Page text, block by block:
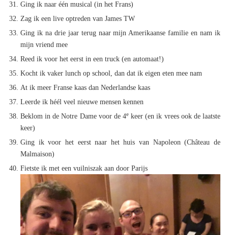
Ging ik naar één musical (in het Frans)
Zag ik een live optreden van James TW
Ging ik na drie jaar terug naar mijn Amerikaanse familie en nam ik
mijn vriend mee
Reed ik voor het eerst in een truck (en automaat!)
Kocht ik vaker lunch op school, dan dat ik eigen eten mee nam
At ik meer Franse kaas dan Nederlandse kaas
Leerde ik héél veel nieuwe mensen kennen
Beklom in de Notre Dame voor de 4e keer (en ik vrees ook de laatste
keer)
Ging ik voor het eerst naar het huis van Napoleon (Château de
Malmaison)
Fietste ik met een vuilniszak aan door Parijs